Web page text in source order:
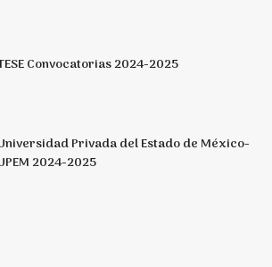
Convocatorias 2024-2025
Privada del Estado de México-
2024-2025